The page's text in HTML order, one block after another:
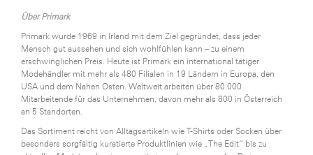
Über Primark
Primark wurde 1969 in Irland mit dem Ziel gegründet, dass jeder
Mensch gut aussehen und sich wohlfühlen kann – zu einem
erschwinglichen Preis. Heute ist Primark ein international tätiger
Modehändler mit mehr als 480 Filialen in 19 Ländern in Europa, den
USA und dem Nahen Osten. Weltweit arbeiten über 80.000
Mitarbeitende für das Unternehmen, davon mehr als 800 in Österreich
an 5 Standorten.
Das Sortiment reicht von Alltagsartikeln wie T-Shirts oder Socken über
besonders sorgfältig kuratierte Produktlinien wie „The Edit“ bis zu